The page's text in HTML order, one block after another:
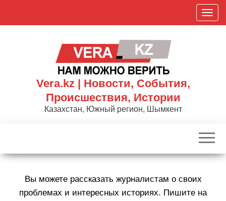
П
о
к
р
Vera.kz | Новости, События,
Происшествия, Истории
Казахстан, Южный регион, Шымкент
Вы можете рассказать журналистам о своих
проблемах и интересных историях. Пишите на